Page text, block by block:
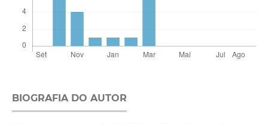
BIOGRAFIA DO AUTOR